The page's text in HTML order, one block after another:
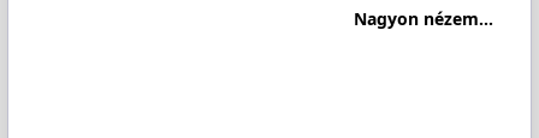
Nagyon nézem...